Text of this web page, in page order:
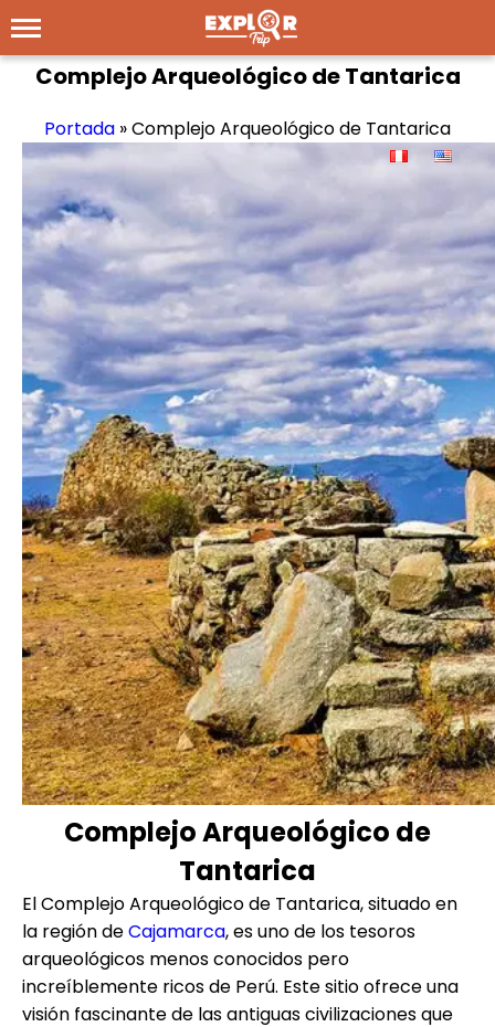
Complejo Arqueológico de Tantarica
Portada »Complejo Arqueológico de Tantarica
Complejo Arqueológico de
Tantarica
El Complejo Arqueológico de Tantarica, situado en
la región deCajamarca, es uno de los tesoros
arqueológicos menos conocidos pero
increíblemente ricos de Perú. Este sitio ofrece una
visión fascinante de las antiguas civilizaciones que